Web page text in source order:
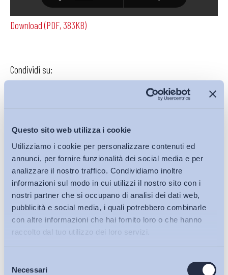
Questo sito web utilizza i cookie
Utilizziamo i cookie per personalizzare contenuti ed
annunci, per fornire funzionalità dei social media e per
analizzare il nostro traffico. Condividiamo inoltre
informazioni sul modo in cui utilizzi il nostro sito con i
nostri partner che si occupano di analisi dei dati web,
pubblicità e social media, i quali potrebbero combinarle
con altre informazioni che hai fornito loro o che hanno
raccolto dal tuo utilizzo dei loro servizi.
delNecessariBollettini ADAPT
Download (PDF, 383KB)
Condividi su:
Iscriviti alla Newsletter